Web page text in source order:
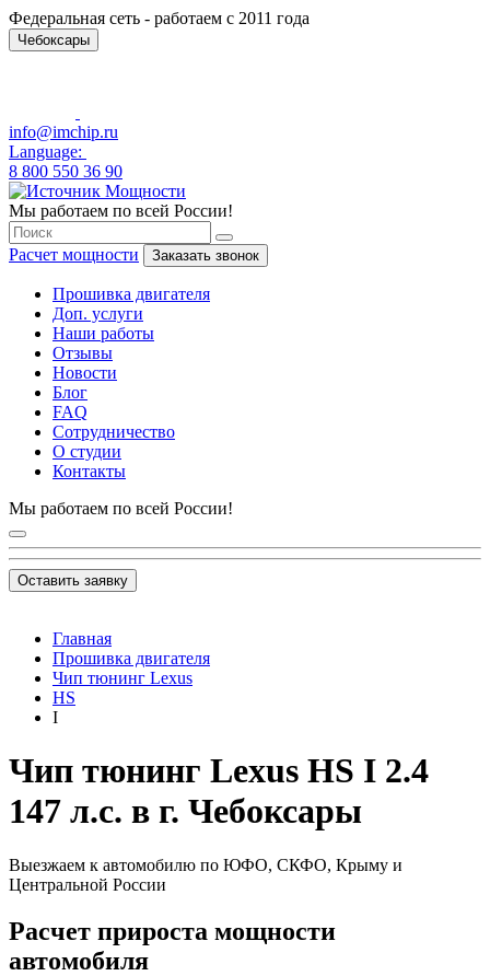
Федеральная сеть - работаем с 2011 года
Чебоксары
info@imchip.ru
Language:
8 800 550 36 90
Мы работаем по всей России!
Расчет мощности Заказать звонок
Прошивка двигателя
Доп. услуги
Наши работы
Отзывы
Новости
Блог
FAQ
Сотрудничество
О студии
Контакты
Мы работаем по всей России!
Оставить заявку
Главная
Прошивка двигателя
Чип тюнинг Lexus
HS
I
Чип тюнинг Lexus HS I 2.4
147 л.с. в г. Чебоксары
Выезжаем к автомобилю по ЮФО, СКФО, Крыму и
Центральной России
Расчет прироста мощности
автомобиля